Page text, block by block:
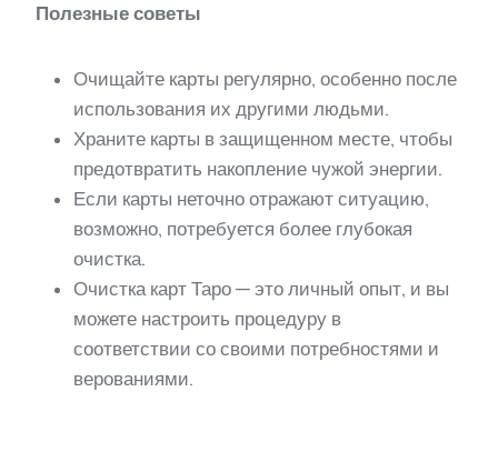
Полезные советы
Очищайте карты регулярно, особенно после
использования их другими людьми.
Храните карты в защищенном месте, чтобы
предотвратить накопление чужой энергии.
Если карты неточно отражают ситуацию,
возможно, потребуется более глубокая
очистка.
Очистка карт Таро — это личный опыт, и вы
можете настроить процедуру в
соответствии со своими потребностями и
верованиями.